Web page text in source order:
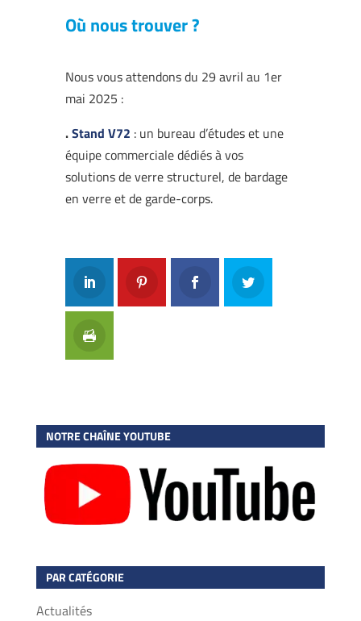
Où nous trouver ?
Nous vous attendons du 29 avril au 1er
mai 2025 :
.Stand V72 : un bureau d’études et une
équipe commerciale dédiés à vos
solutions de verre structurel, de bardage
en verre et de garde-corps.
NOTRE CHAÎNE YOUTUBE
PAR CATÉGORIE
Actualités